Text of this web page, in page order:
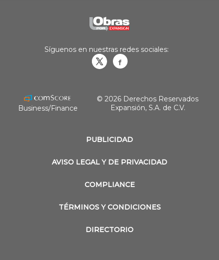
PUBLICIDAD
AVISO LEGAL Y DE PRIVACIDAD
COMPLIANCE
TÉRMINOS Y CONDICIONES
DIRECTORIO
Síguenos en nuestras redes sociales:
Business/Finance
© 2026 Derechos Reservados
Expansión, S.A. de C.V.